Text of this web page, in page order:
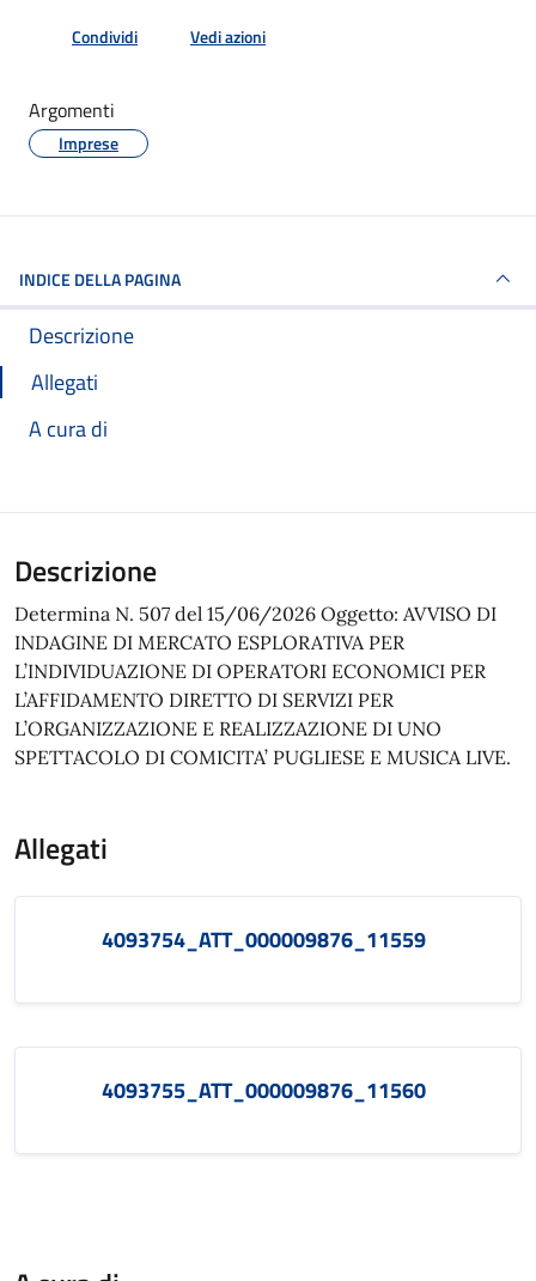
Condividi Vedi azioni
Argomenti
Imprese
INDICE DELLA PAGINA
Descrizione
Allegati
A cura di
Descrizione
Determina N. 507 del 15/06/2026 Oggetto: AVVISO DI
INDAGINE DI MERCATO ESPLORATIVA PER
L’INDIVIDUAZIONE DI OPERATORI ECONOMICI PER
L’AFFIDAMENTO DIRETTO DI SERVIZI PER
L’ORGANIZZAZIONE E REALIZZAZIONE DI UNO
SPETTACOLO DI COMICITA’ PUGLIESE E MUSICA LIVE.
Allegati
4093754_ATT_000009876_11559
4093755_ATT_000009876_11560